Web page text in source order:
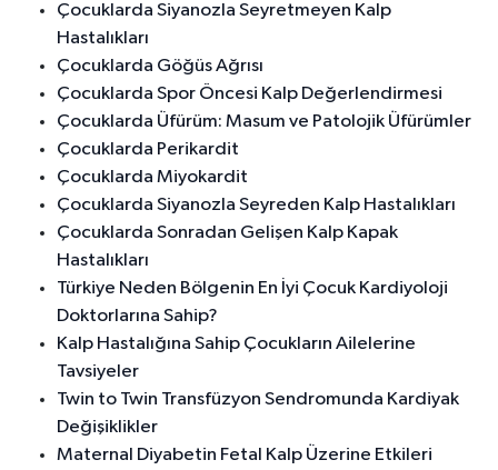
Çocuklarda Siyanozla Seyretmeyen Kalp
Hastalıkları
Çocuklarda Göğüs Ağrısı
Çocuklarda Spor Öncesi Kalp Değerlendirmesi
Çocuklarda Üfürüm: Masum ve Patolojik Üfürümler
Çocuklarda Perikardit
Çocuklarda Miyokardit
Çocuklarda Siyanozla Seyreden Kalp Hastalıkları
Çocuklarda Sonradan Gelişen Kalp Kapak
Hastalıkları
Türkiye Neden Bölgenin En İyi Çocuk Kardiyoloji
Doktorlarına Sahip?
Kalp Hastalığına Sahip Çocukların Ailelerine
Tavsiyeler
Twin to Twin Transfüzyon Sendromunda Kardiyak
Değişiklikler
Maternal Diyabetin Fetal Kalp Üzerine Etkileri